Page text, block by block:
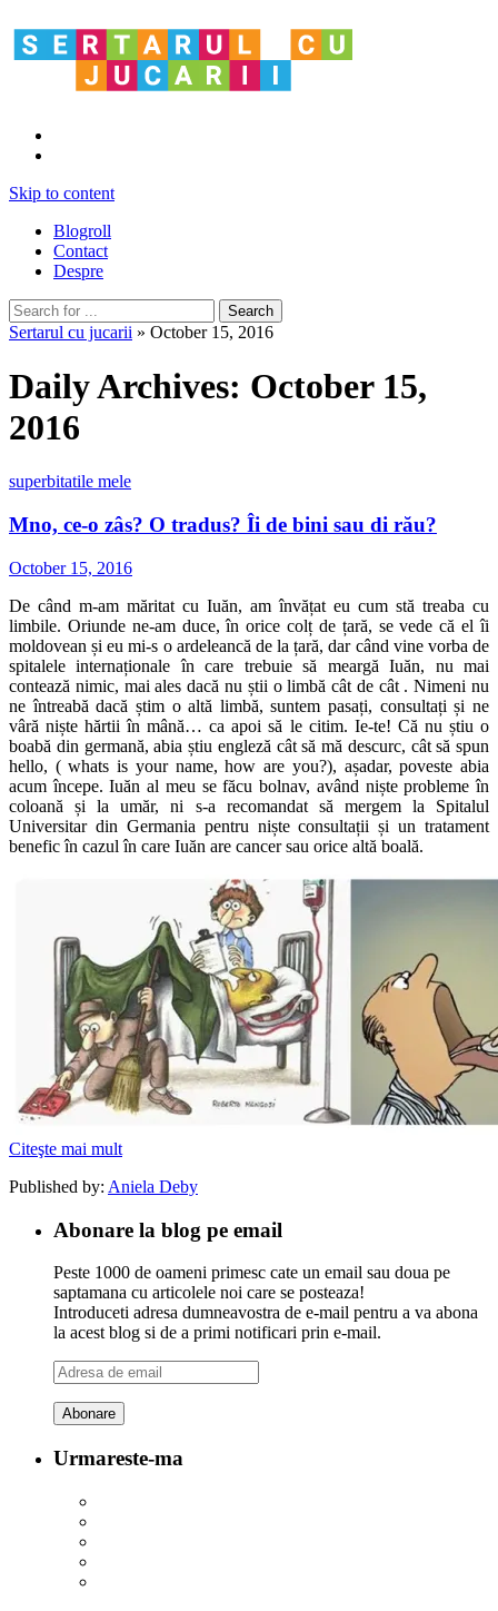
Skip to content
Blogroll
Contact
Despre
Sertarul cu jucarii » October 15, 2016
Daily Archives: October 15,
2016
superbitatile mele
Mno, ce-o zâs? O tradus? Îi de bini sau di rău?
October 15, 2016
De când m-am măritat cu Iuăn, am învățat eu cum stă treaba cu
limbile. Oriunde ne-am duce, în orice colț de țară, se vede că el îi
moldovean și eu mi-s o ardeleancă de la țară, dar când vine vorba de
spitalele internaționale în care trebuie să meargă Iuăn, nu mai
contează nimic, mai ales dacă nu știi o limbă cât de cât . Nimeni nu
ne întreabă dacă știm o altă limbă, suntem pasați, consultați și ne
vâră niște hărtii în mână… ca apoi să le citim. Ie-te! Că nu știu o
boabă din germană, abia știu engleză cât să mă descurc, cât să spun
hello, ( whats is your name, how are you?), așadar, poveste abia
acum începe. Iuăn al meu se făcu bolnav, având niște probleme în
coloană și la umăr, ni s-a recomandat să mergem la Spitalul
Universitar din Germania pentru niște consultații și un tratament
benefic în cazul în care Iuăn are cancer sau orice altă boală.
Citeşte mai mult
Published by: Aniela Deby
Abonare la blog pe email
Peste 1000 de oameni primesc cate un email sau doua pe
saptamana cu articolele noi care se posteaza!
Introduceti adresa dumneavostra de e-mail pentru a va abona
la acest blog si de a primi notificari prin e-mail.
Adresa
de
email
Urmareste-ma